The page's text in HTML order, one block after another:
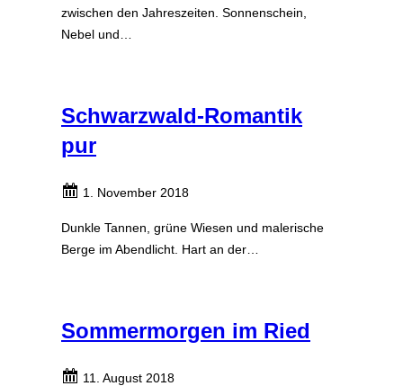
zwischen den Jahreszeiten. Sonnenschein,
Nebel und…
Schwarzwald-Romantik
pur
1. November 2018
Dunkle Tannen, grüne Wiesen und malerische
Berge im Abendlicht. Hart an der…
Sommermorgen im Ried
11. August 2018